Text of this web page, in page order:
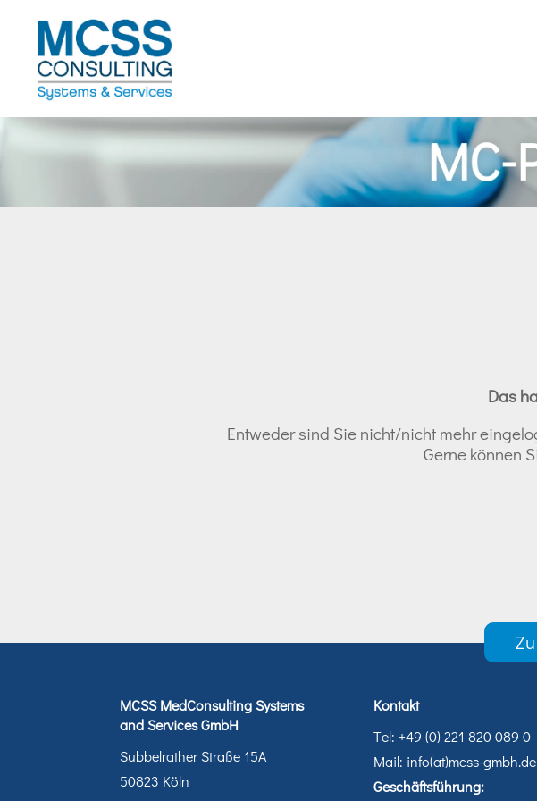
Das
Entweder sind Sie nicht/nicht mehr
Gerne können
MCSS MedConsulting Systems
and Services GmbH
Subbelrather Straße 15A
50823 Köln
Kontakt
Tel: +49 (0) 221 820 089 0
Mail: info(at)mcss-gmbh.de
Geschäftsführung: